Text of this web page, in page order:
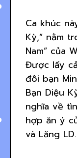
Ca khúc
Kỳ,” nằm
Nam” của
Được lấy
đôi bạn
Bạn Diệu
nghĩa về
hợp ăn ý
và Lăng LD.